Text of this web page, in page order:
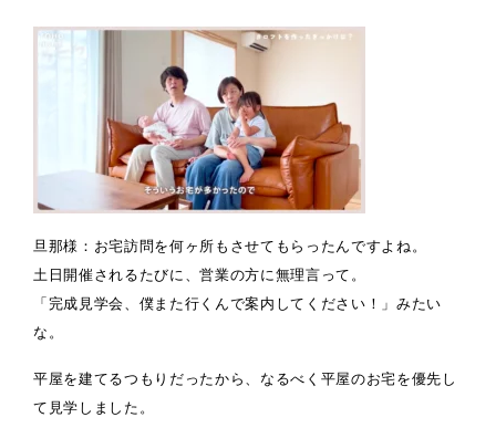
旦那様：お宅訪問を何ヶ所もさせてもらったんですよね。
土日開催されるたびに、営業の方に無理言って。
「完成見学会、僕また行くんで案内してください！」みたい
な。
平屋を建てるつもりだったから、なるべく平屋のお宅を優先し
て見学しました。